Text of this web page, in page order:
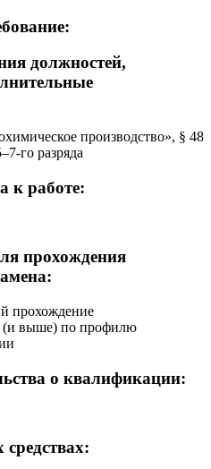
должностей,
производство», § 48
го разряда
к работе:
прохождения
прохождение
(и выше) по профилю
о квалификации: